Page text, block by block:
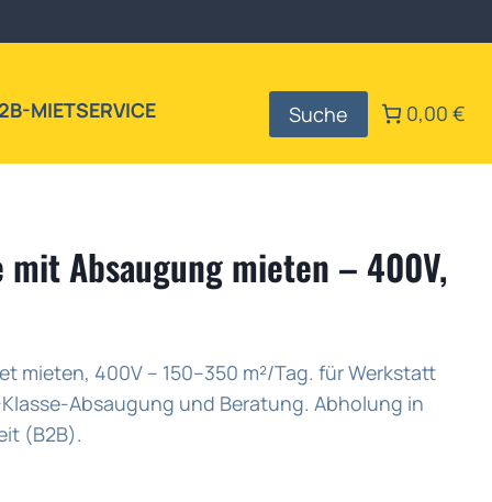
MIETSERVICE Suche 0,00 €
Absaugung mieten – 400V,
mieten, 400V – 150–350 m²/Tag. für Werkstatt
Absaugung und Beratung. Abholung in
(B2B).